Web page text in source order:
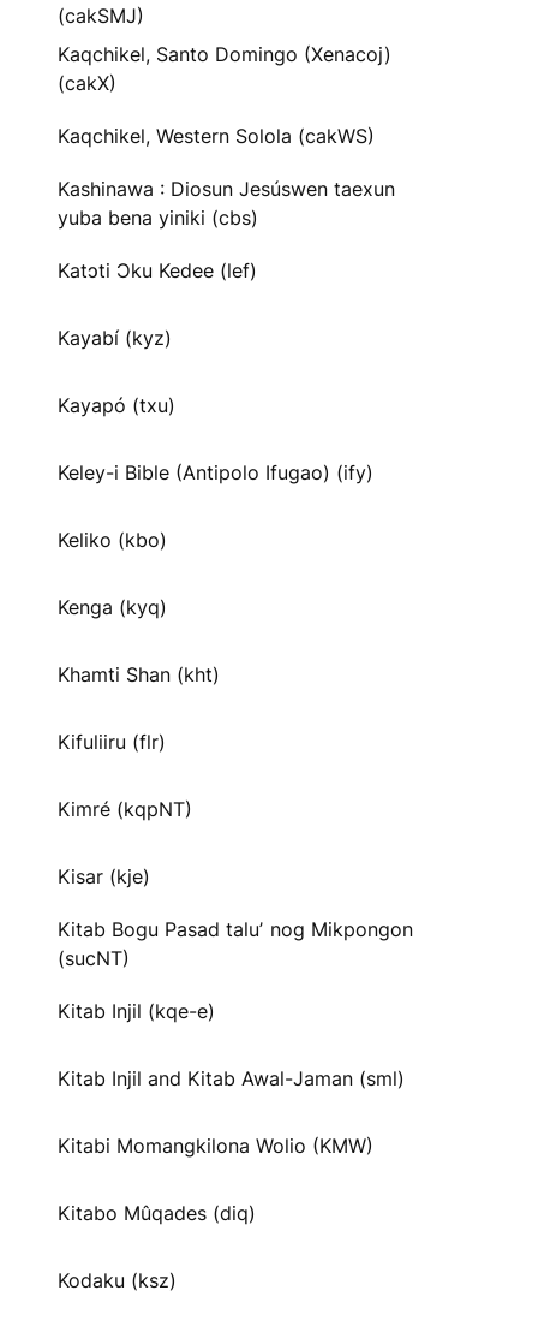
(cakSMJ)
Kaqchikel, Santo Domingo (Xenacoj)
(cakX)
Kaqchikel, Western Solola (cakWS)
Kashinawa : Diosun Jesúswen taexun
yuba bena yiniki (cbs)
Katɔti Ɔku Kedee (lef)
Kayabí (kyz)
Kayapó (txu)
Keley-i Bible (Antipolo Ifugao) (ify)
Keliko (kbo)
Kenga (kyq)
Khamti Shan (kht)
Kifuliiru (flr)
Kimré (kqpNT)
Kisar (kje)
Kitab Bogu Pasad taluʼ nog Mikpongon
(sucNT)
Kitab Injil (kqe-e)
Kitab Injil and Kitab Awal-Jaman (sml)
Kitabi Momangkilona Wolio (KMW)
Kitabo Mûqades (diq)
Kodaku (ksz)